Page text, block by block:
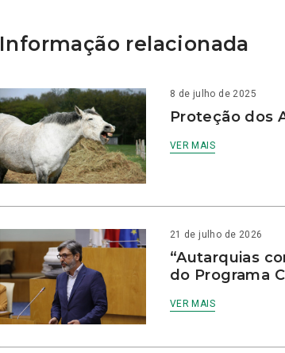
Informação relacionada
8 de julho de 2025
Proteção dos
VER MAIS
21 de julho de 2026
“Autarquias
do Programa
VER MAIS